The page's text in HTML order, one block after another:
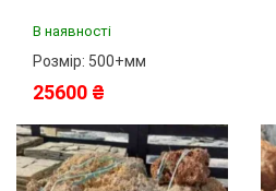
В наявності
Розмір: 500+мм
25600 ₴